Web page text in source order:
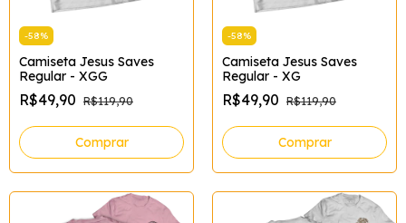
-58%
Camiseta Jesus Saves
Regular - XGG
R$49,90 R$119,90
Comprar
-58%
Camiseta Jesus Saves
Regular - XG
R$49,90 R$119,90
Comprar